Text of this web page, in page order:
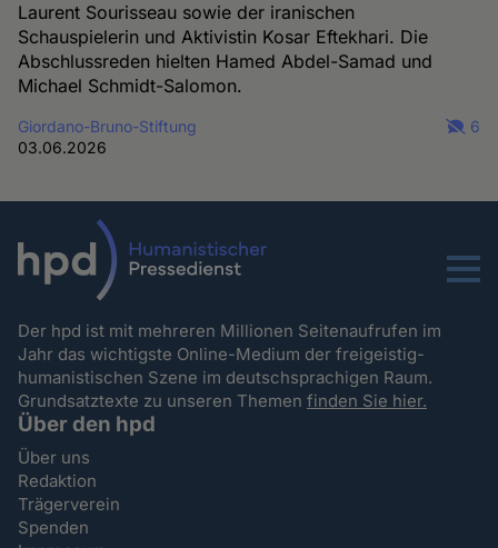
Laurent Sourisseau sowie der iranischen
Schauspielerin und Aktivistin Kosar Eftekhari. Die
Abschlussreden hielten Hamed Abdel-Samad und
Michael Schmidt-Salomon.
Giordano-Bruno-Stiftung
03.06.2026
6
Menu
Der hpd ist mit mehreren Millionen Seitenaufrufen im
Jahr das wichtigste Online-Medium der freigeistig-
humanistischen Szene im deutschsprachigen Raum.
Grundsatztexte zu unseren Themenfinden Sie hier.
Über den hpd
Über uns
Redaktion
Trägerverein
Spenden